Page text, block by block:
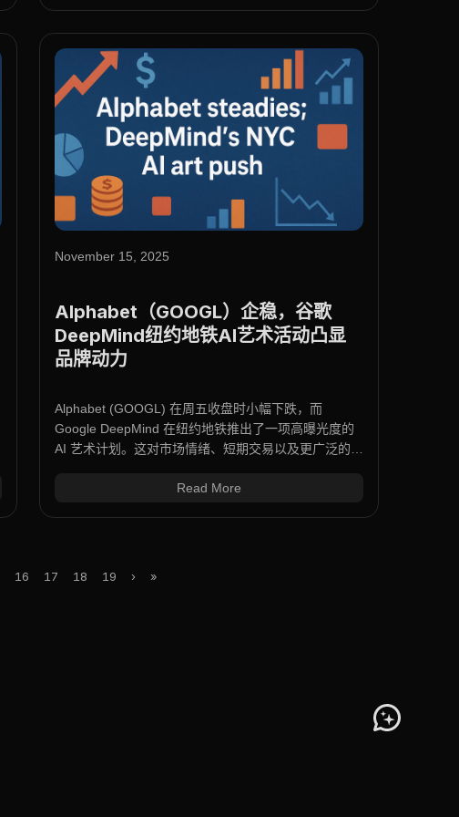
November 15, 2025
Alphabet（GOOGL）企稳，谷歌
DeepMind纽约地铁AI艺术活动凸显
品牌动力
Alphabet (GOOGL) 在周五收盘时小幅下跌，而
Google DeepMind 在纽约地铁推出了一项高曝光度的
AI 艺术计划。这对市场情绪、短期交易以及更广泛的品
Read More
16 17 18 19 › »